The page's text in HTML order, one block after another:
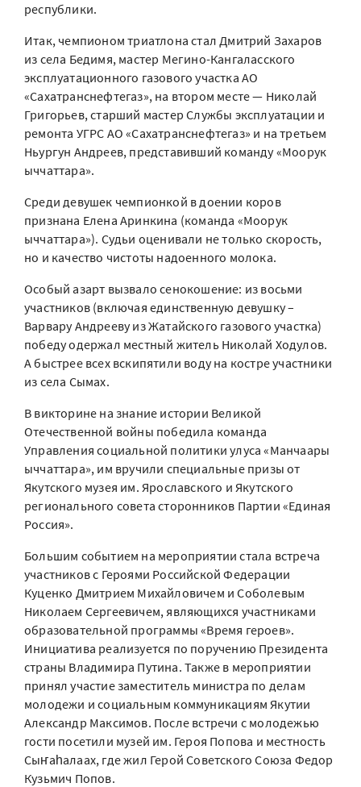
республики.
Итак, чемпионом триатлона стал Дмитрий Захаров
из села Бедимя, мастер Мегино-Кангаласского
эксплуатационного газового участка АО
«Сахатранснефтегаз», на втором месте — Николай
Григорьев, старший мастер Службы эксплуатации и
ремонта УГРС АО «Сахатранснефтегаз» и на третьем
Ньургун Андреев, представивший команду «Моорук
ыччаттара».
Среди девушек чемпионкой в доении коров
признана Елена Аринкина (команда «Моорук
ыччаттара»). Судьи оценивали не только скорость,
но и качество чистоты надоенного молока.
Особый азарт вызвало сенокошение: из восьми
участников (включая единственную девушку –
Варвару Андрееву из Жатайского газового участка)
победу одержал местный житель Николай Ходулов.
А быстрее всех вскипятили воду на костре участники
из села Сымах.
В викторине на знание истории Великой
Отечественной войны победила команда
Управления социальной политики улуса «Манчаары
ыччаттара», им вручили специальные призы от
Якутского музея им. Ярославского и Якутского
регионального совета сторонников Партии «Единая
Россия».
Большим событием на мероприятии стала встреча
участников с Героями Российской Федерации
Куценко Дмитрием Михайловичем и Соболевым
Николаем Сергеевичем, являющихся участниками
образовательной программы «Время героев».
Инициатива реализуется по поручению Президента
страны Владимира Путина. Также в мероприятии
принял участие заместитель министра по делам
молодежи и социальным коммуникациям Якутии
Александр Максимов. После встречи с молодежью
гости посетили музей им. Героя Попова и местность
Сыҥаһалаах, где жил Герой Советского Союза Федор
Кузьмич Попов.